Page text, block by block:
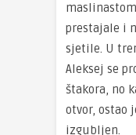
prestajale i
sjetile. U
Aleksej se
štakora, no
otvor, ostao
izgubljen.